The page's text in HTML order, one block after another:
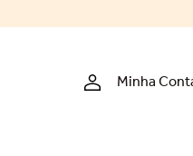
Minha